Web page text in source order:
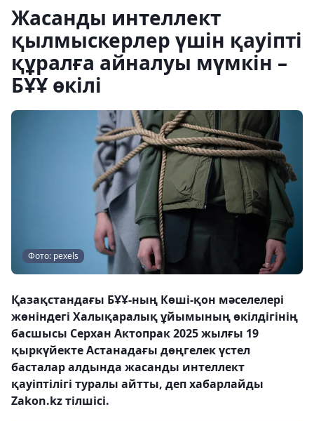
Жасанды интеллект
қылмыскерлер үшін қауіпті
құралға айналуы мүмкін –
БҰҰ өкілі
Фото: pexels
Қазақстандағы БҰҰ-ның Көші-қон мәселелері
жөніндегі Халықаралық ұйымының өкілдігінің
басшысы Серхан Актопрак 2025 жылғы 19
қыркүйекте Астанадағы дөңгелек үстел
басталар алдында жасанды интеллект
қауіптілігі туралы айтты, деп хабарлайды
Zakon.kz тілшісі.